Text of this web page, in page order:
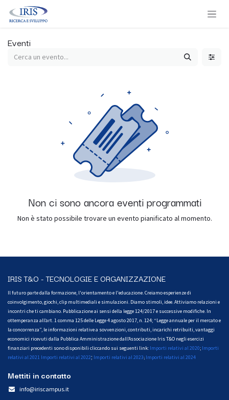
Passa al contenuto
Eventi
Non ci sono ancora eventi programmati
Non è stato possibile trovare un evento pianificato al momento.
IRIS T&O - TECNOLOGIE E ORGANIZZAZIONE
Il futuro parte dalla formazione, l'orientamento e l'educazione. Creiamo esperienze di
coinvolgimento, giochi, clip multimediali e simulazioni. Diamo stimoli, idee. Attiviamo relazioni e
incontri che ti cambiano. Pubblicazione ai sensi della legge 124/2017 e successive modifiche. In
ottemperanza all’art. 1 comma 125 delle Legge 4 agosto 2017, n. 124; “Legge annuale per il mercato e
la concorrenza”, le informazioni relative a sovvenzioni, contributi, incarichi retribuiti, vantaggi
economici ricevuti dalla Pubblica Amministrazione dall’Associazione Iris T&O negli esercizi
finanziari precedenti sono disponibili cliccando sui seguenti link: Importi relativi al 2020; Importi
relativi al 2021 Importi relativi al 2022; Importi relativi al 2023; Importi relativi al 2024
Mettiti in contatto
info@iriscampus.it